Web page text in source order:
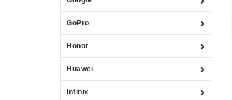
GoPro
Honor
Huawei
Infinix